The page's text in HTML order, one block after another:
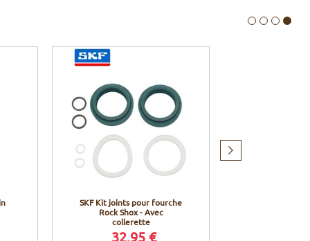
SKF Kit joints pour fourche
Rock Shox - Avec
collerette
32,95 €
suivant